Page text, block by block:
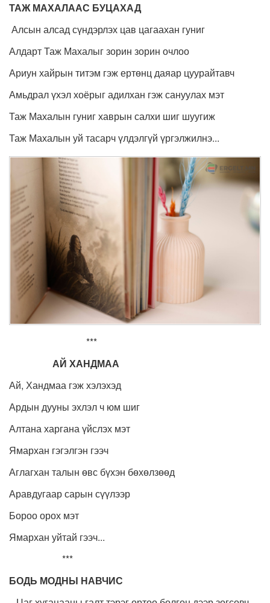
ТАЖ МАХАЛААС БУЦАХАД
Алсын алсад сүндэрлэх цав цагаахан гуниг
Алдарт Таж Махалыг зорин зорин очлоо
Ариун хайрын титэм гэж ертөнц даяар цуурайтавч
Амьдрал үхэл хоёрыг адилхан гэж сануулах мэт
Таж Махалын гуниг хаврын салхи шиг шуугиж
Таж Махалын уй тасарч үлдэлгүй үргэлжилнэ...
***
АЙ ХАНДМАА
Ай, Хандмаа гэж хэлэхэд
Ардын дууны эхлэл ч юм шиг
Алтана харгана үйслэх мэт
Ямархан гэгэлгэн гээч
Аглагхан талын өвс бүхэн бөхөлзөөд
Аравдугаар сарын сүүлээр
Бороо орох мэт
Ямархан уйтай гээч...
***
БОДЬ МОДНЫ НАВЧИС